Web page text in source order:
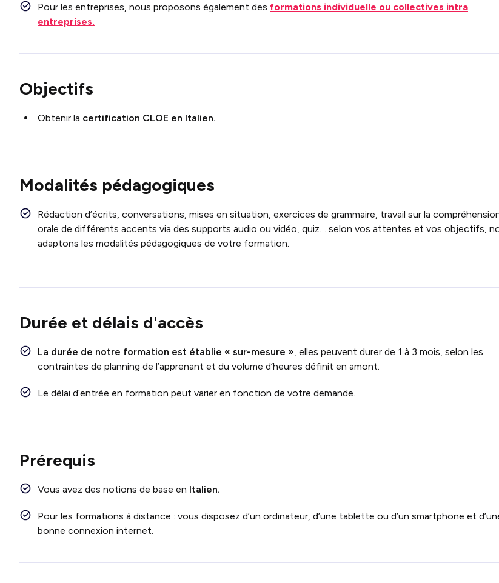
Pour les entreprises, nous proposons également des formations individuelle ou collectives intra
entreprises.
Objectifs
Obtenir la certification CLOE en Italien.
Modalités pédagogiques
Rédaction d’écrits, conversations, mises en situation, exercices de grammaire, travail sur la
orale de différents accents via des supports audio ou vidéo, quiz… selon vos attentes et vos objectifs,
adaptons les modalités pédagogiques de votre formation.
Durée et délais d'accès
La durée de notre formation est établie « sur-mesure », elles peuvent durer de 1 à 3 mois, selon les
contraintes de planning de l’apprenant et du volume d’heures définit en amont.
Le délai d’entrée en formation peut varier en fonction de votre demande.
Prérequis
Vous avez des notions de base en Italien.
Pour les formations à distance : vous disposez d’un ordinateur, d’une tablette ou d’un smartphone et
bonne connexion internet.